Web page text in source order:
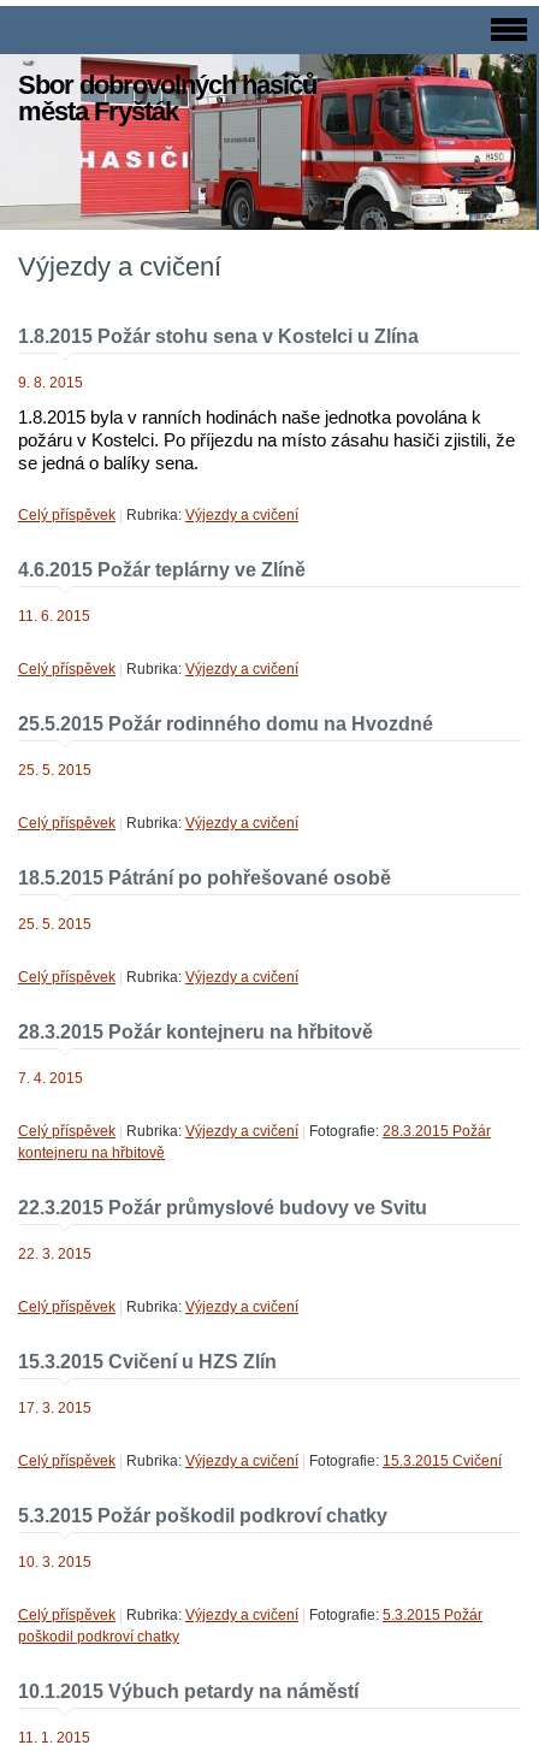
Sbor dobrovolných hasičů
města Fryšták
Výjezdy a cvičení
1.8.2015 Požár stohu sena v Kostelci u Zlína
9. 8. 2015
1.8.2015 byla v ranních hodinách naše jednotka povolána k
požáru v Kostelci. Po příjezdu na místo zásahu hasiči zjistili, že
se jedná o balíky sena.
Celý příspěvek Rubrika: Výjezdy a cvičení
4.6.2015 Požár teplárny ve Zlíně
11. 6. 2015
Celý příspěvek Rubrika: Výjezdy a cvičení
25.5.2015 Požár rodinného domu na Hvozdné
25. 5. 2015
Celý příspěvek Rubrika: Výjezdy a cvičení
18.5.2015 Pátrání po pohřešované osobě
25. 5. 2015
Celý příspěvek Rubrika: Výjezdy a cvičení
28.3.2015 Požár kontejneru na hřbitově
7. 4. 2015
Celý příspěvek Rubrika: Výjezdy a cvičení Fotografie: 28.3.2015 Požár
kontejneru na hřbitově
22.3.2015 Požár průmyslové budovy ve Svitu
22. 3. 2015
Celý příspěvek Rubrika: Výjezdy a cvičení
15.3.2015 Cvičení u HZS Zlín
17. 3. 2015
Celý příspěvek Rubrika: Výjezdy a cvičení Fotografie: 15.3.2015 Cvičení
5.3.2015 Požár poškodil podkroví chatky
10. 3. 2015
Celý příspěvek Rubrika: Výjezdy a cvičení Fotografie: 5.3.2015 Požár
poškodil podkroví chatky
10.1.2015 Výbuch petardy na náměstí
11. 1. 2015